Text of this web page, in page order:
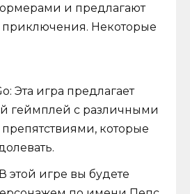
и предлагают
Некоторые
Эта игра предлагает
геймплей с различными
которые
этой игре вы будете